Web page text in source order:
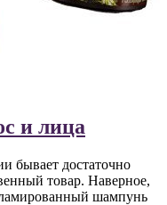
и лица
бывает достаточно
товар. Наверное,
шампунь